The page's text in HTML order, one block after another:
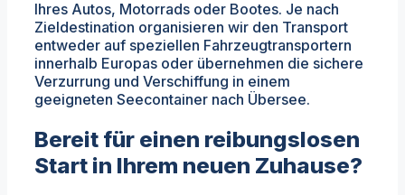
Ihres Autos, Motorrads oder Bootes. Je nach
Zieldestination organisieren wir den Transport
entweder auf speziellen Fahrzeugtransportern
innerhalb Europas oder übernehmen die sichere
Verzurrung und Verschiffung in einem
geeigneten Seecontainer nach Übersee.
Bereit für einen reibungslosen
Start in Ihrem neuen Zuhause?